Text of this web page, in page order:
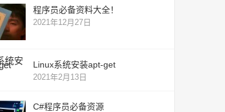
程序员必备资料大全！
2021年12月27日
Linux系统安装apt-get
2021年2月13日
C#程序员必备资源